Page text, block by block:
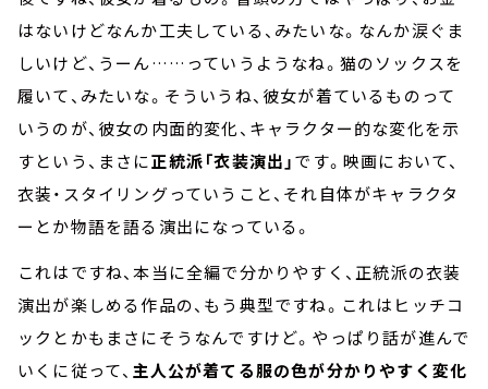
はないけどなんか工夫している、みたいな。なんか涙ぐま
しいけど、うーん……っていうようなね。猫のソックスを
履いて、みたいな。そういうね、彼女が着ているものって
いうのが、彼女の内面的変化、キャラクター的な変化を示
すという、まさに正統派「衣装演出」です。映画において、
衣装・スタイリングっていうこと、それ自体がキャラクタ
ーとか物語を語る演出になっている。
これはですね、本当に全編で分かりやすく、正統派の衣装
演出が楽しめる作品の、もう典型ですね。これはヒッチコ
ックとかもまさにそうなんですけど。やっぱり話が進んで
いくに従って、 主人公が着てる服の色が分かりやすく変化